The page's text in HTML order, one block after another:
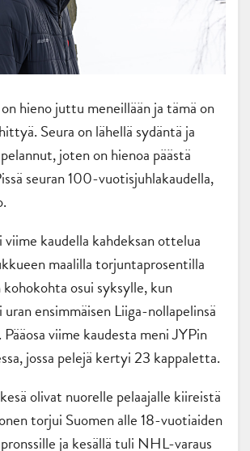
hieno juttu meneillään ja tämä on
Seura on lähellä sydäntä ja
joten on hienoa päästä
seuran 100-vuotisjuhlakaudella,
viime kaudella kahdeksan ottelua
maalilla torjuntaprosentilla
osui syksylle, kun
uran ensimmäisen Liiga-nollapelinsä
Pääosa viime kaudesta meni JYPin
jossa pelejä kertyi 23 kappaletta.
olivat nuorelle pelaajalle kiireistä
torjui Suomen alle 18-vuotiaiden
ja kesällä tuli NHL-varaus